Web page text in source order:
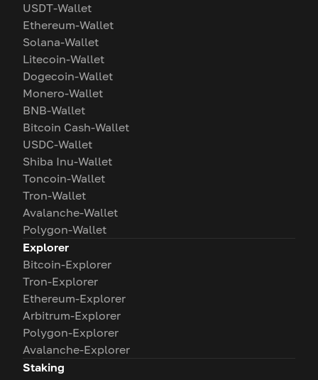
USDT-Wallet
Ethereum-Wallet
Solana-Wallet
Litecoin-Wallet
Dogecoin-Wallet
Monero-Wallet
BNB-Wallet
Bitcoin Cash-Wallet
USDC-Wallet
Shiba Inu-Wallet
Toncoin-Wallet
Tron-Wallet
Avalanche-Wallet
Polygon-Wallet
Explorer
Bitcoin-Explorer
Tron-Explorer
Ethereum-Explorer
Arbitrum-Explorer
Polygon-Explorer
Avalanche-Explorer
Staking